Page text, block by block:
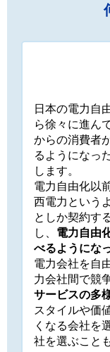
日本の電力自
ら徐々に進ん
からの消費者
るようになっ
します。
電力自由化以
西電力という
としか契約す
し、 電力自由
べるようにな
電力会社を自
力会社間で競
サービスの多
スタイルや価
くなる会社を
社を選ぶこと